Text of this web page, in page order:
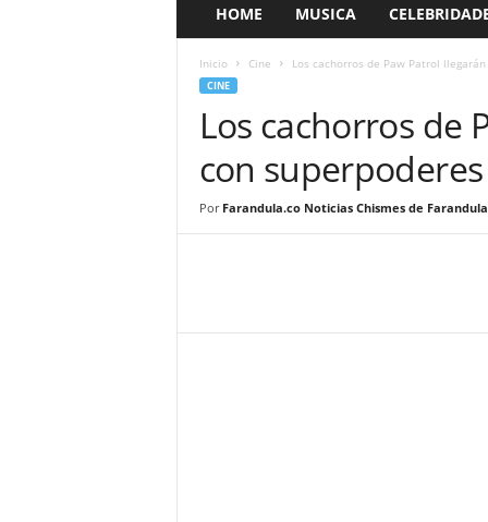
a
HOME MUSICA
Inicio Cine Los cachorros de Paw Patrol
CINE
Los cachorros de
con superpoderes
Por Farandula.co Noticias Chismes de